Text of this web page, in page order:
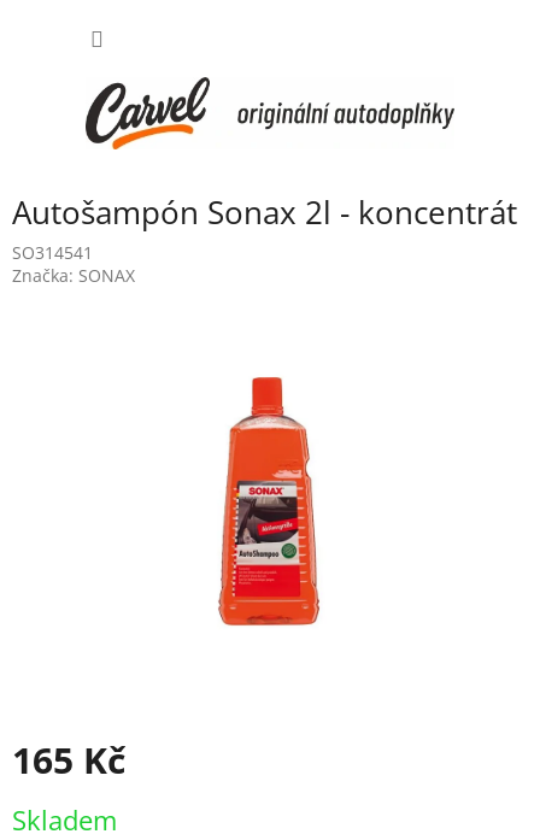
Autošampón Sonax 2l - koncentrát
SO314541
Značka: SONAX
165 Kč
cena:
Skladem